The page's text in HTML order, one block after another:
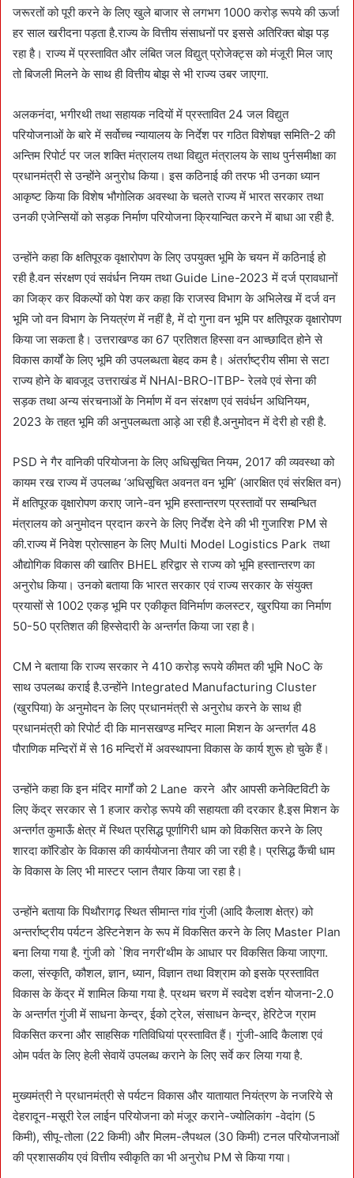
जरूरतों को पूरी करने के लिए खुले बाजार से लगभग 1000 करोड़ रूपये की ऊर्जा
हर साल खरीदना पड़ता है.राज्य के वित्तीय संसाधनों पर इससे अतिरिक्त बोझ पड़
रहा है। राज्य में प्रस्तावित और लंबित जल विद्युत् प्रोजेक्ट्स को मंजूरी मिल जाए
तो बिजली मिलने के साथ ही वित्तीय बोझ से भी राज्य उबर जाएगा.
अलकनंदा, भगीरथी तथा सहायक नदियों में प्रस्तावित 24 जल विद्युत
परियोजनाओं के बारे में सर्वोच्च न्यायालय के निर्देश पर गठित विशेषज्ञ समिति-2 की
अन्तिम रिपोर्ट पर जल शक्ति मंत्रालय तथा विद्युत मंत्रालय के साथ पुर्नसमीक्षा का
प्रधानमंत्री से उन्होंने अनुरोध किया। इस कठिनाई की तरफ भी उनका ध्यान
आकृष्ट किया कि विशेष भौगोलिक अवस्था के चलते राज्य में भारत सरकार तथा
उनकी एजेन्सियों को सड़क निर्माण परियोजना क्रियान्वित करने में बाधा आ रही है.
उन्होंने कहा कि क्षतिपूरक वृक्षारोपण के लिए उपयुक्त भूमि के चयन में कठिनाई हो
रही है.वन संरक्षण एवं सवंर्धन नियम तथा Guide Line-2023 में दर्ज प्रावधानों
का जिक्र कर विकल्पों को पेश कर कहा कि राजस्व विभाग के अभिलेख में दर्ज वन
भूमि जो वन विभाग के नियत्रंण में नहीं है, में दो गुना वन भूमि पर क्षतिपूरक वृक्षारोपण
किया जा सकता है। उत्तराखण्ड का 67 प्रतिशत हिस्सा वन आच्छादित होने से
विकास कार्यों के लिए भूमि की उपलब्धता बेहद कम है। अंतर्राष्ट्रीय सीमा से सटा
राज्य होने के बावजूद उत्तराखंड में NHAI-BRO-ITBP- रेलवे एवं सेना की
सड़क तथा अन्य संरचनाओं के निर्माण में वन संरक्षण एवं सवंर्धन अधिनियम,
2023 के तहत भूमि की अनुपलब्धता आड़े आ रही है.अनुमोदन में देरी हो रही है.
PSD ने गैर वानिकी परियोजना के लिए अधिसूचित नियम, 2017 की व्यवस्था को
कायम रख राज्य में उपलब्ध ‘अधिसूचित अवनत वन भूमि’ (आरक्षित एवं संरक्षित वन)
में क्षतिपूरक वृक्षारोपण कराए जाने-वन भूमि हस्तान्तरण प्रस्तावों पर सम्बन्धित
मंत्रालय को अनुमोदन प्रदान करने के लिए निर्देश देने की भी गुजारिश PM से
की.राज्य में निवेश प्रोत्साहन के लिए Multi Model Logistics Park तथा
औद्योगिक विकास की खातिर BHEL हरिद्वार से राज्य को भूमि हस्तान्तरण का
अनुरोध किया। उनको बताया कि भारत सरकार एवं राज्य सरकार के संयुक्त
प्रयासों से 1002 एकड़ भूमि पर एकीकृत विनिर्माण कलस्टर, खुरपिया का निर्माण
50-50 प्रतिशत की हिस्सेदारी के अन्तर्गत किया जा रहा है।
CM ने बताया कि राज्य सरकार ने 410 करोड़ रूपये कीमत की भूमि NoC के
साथ उपलब्ध कराई है.उन्होंने Integrated Manufacturing Cluster
(खुरपिया) के अनुमोदन के लिए प्रधानमंत्री से अनुरोध करने के साथ ही
प्रधानमंत्री को रिपोर्ट दी कि मानसखण्ड मन्दिर माला मिशन के अन्तर्गत 48
पौराणिक मन्दिरों में से 16 मन्दिरों में अवस्थापना विकास के कार्य शुरू हो चुके हैं।
उन्होंने कहा कि इन मंदिर मार्गों को 2 Lane करने और आपसी कनेक्टिविटी के
लिए केंद्र सरकार से 1 हजार करोड़ रूपये की सहायता की दरकार है.इस मिशन के
अन्तर्गत कुमाऊँ क्षेत्र में स्थित प्रसिद्ध पूर्णागिरी धाम को विकसित करने के लिए
शारदा कॉरिडोर के विकास की कार्ययोजना तैयार की जा रही है। प्रसिद्ध कैंची धाम
के विकास के लिए भी मास्टर प्लान तैयार किया जा रहा है।
उन्होंने बताया कि पिथौरागढ़ स्थित सीमान्त गांव गुंजी (आदि कैलाश क्षेत्र) को
अन्तर्राष्ट्रीय पर्यटन डेस्टिनेशन के रूप में विकसित करने के लिए Master Plan
बना लिया गया है. गुंजी को `शिव नगरी’थीम के आधार पर विकसित किया जाएगा.
कला, संस्कृति, कौशल, ज्ञान, ध्यान, विज्ञान तथा विश्राम को इसके प्रस्तावित
विकास के केंद्र में शामिल किया गया है. प्रथम चरण में स्वदेश दर्शन योजना-2.0
के अन्तर्गत गुंजी में साधना केन्द्र, ईको ट्रेल, संसाधन केन्द्र, हेरिटेज ग्राम
विकसित करना और साहसिक गतिविधियां प्रस्तावित हैं। गुंजी-आदि कैलाश एवं
ओम पर्वत के लिए हेली सेवायें उपलब्ध कराने के लिए सर्वे कर लिया गया है.
मुख्यमंत्री ने प्रधानमंत्री से पर्यटन विकास और यातायात नियंत्रण के नजरिये से
देहरादून-मसूरी रेल लाईन परियोजना को मंजूर कराने-ज्योलिकांग -वेदांग (5
किमी), सीपू-तोला (22 किमी) और मिलम-लैपथल (30 किमी) टनल परियोजनाओं
की प्रशासकीय एवं वित्तीय स्वीकृति का भी अनुरोध PM से किया गया।